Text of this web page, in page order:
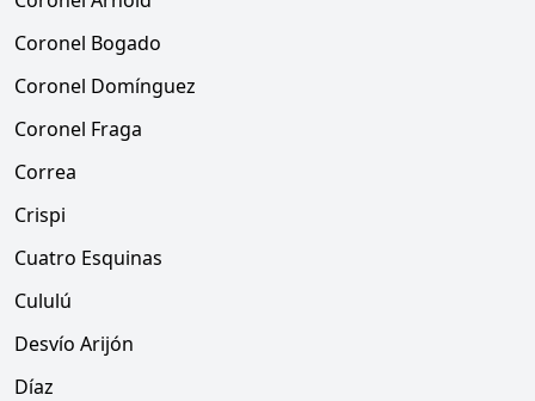
Coronel Bogado
Coronel Domínguez
Coronel Fraga
Correa
Crispi
Cuatro Esquinas
Cululú
Desvío Arijón
Díaz